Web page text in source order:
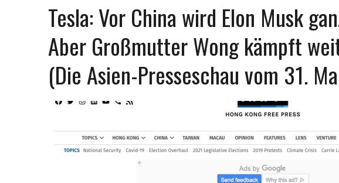
25. APRIL 2022
|
„YOUR PARTY FUCKED UP!” – ZORNIGER DEUTSCHER IN SHANGHAI GEHT
DIE ZAHLUNGSUNFÄHIGKEIT DROHT.
11. APRIL 2022 | SHANGHAI HUNGERT UND REBELLIERT. MÜSSEN JETZT AUCH GUANGZHOU UND
8. APRIL 2022
WIE SHANGHAIS LOCKDOWN AUS DEM RUDER LÄUFT UND DIE BEHÖRDEN
CHINESISCHEN INTERNET.
7. APRIL 2022
|
CHINAS SINNLOSER NULL-COVID-RIGORISMUS
Tesla: Vor China wird Elon Musk
Aber Großmutter Wong kämpft
(Die Asien-Presseschau vom 31.